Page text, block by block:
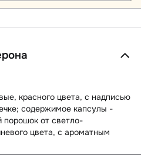
красного цвета, с надписью
содержимое капсулы -
порошок от светло-
цвета, с ароматным